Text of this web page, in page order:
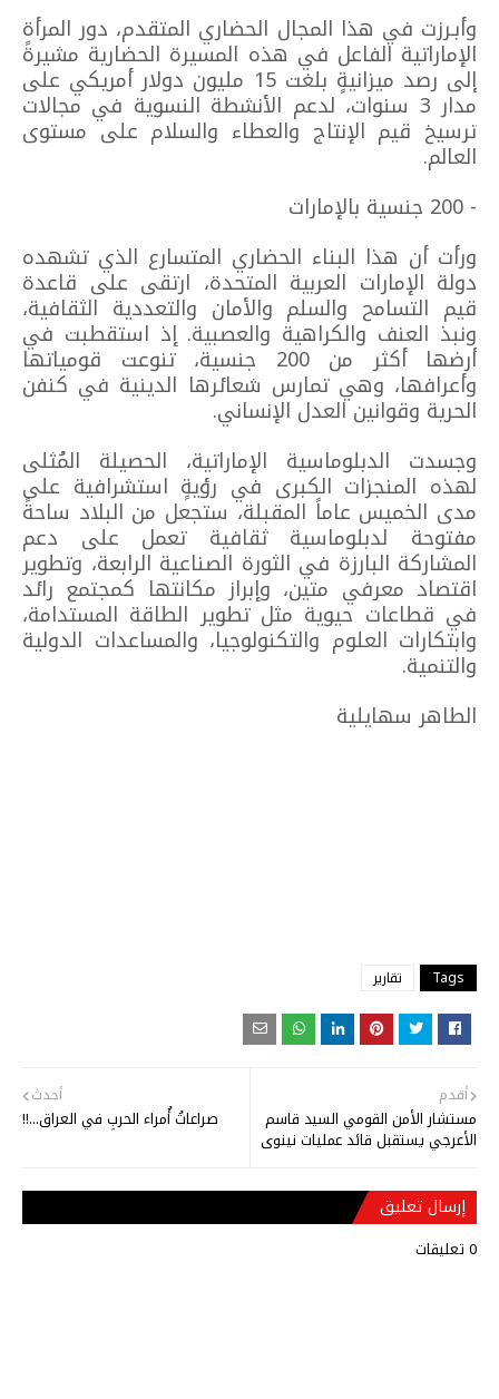
وأبـرزت في هذا المجال الحضاري المتقدم، دور المرأة
الإماراتية الفاعل في هذه المسيرة الحضارية مشيرةً
إلى رصد ميزانيةٍ بلغت 15 مليون دولار أمريكي على
مدار 3 سنوات، لدعم الأنشطة النسوية في مجالات
ترسيخ قيم الإنتاج والعطاء والسلام على مستوى
العالم.
- 200 جنسية بالإمارات
ورأت أن هذا البناء الحضاري المتسارع الذي تشهده
دولة الإمارات العربية المتحدة، ارتقى على قاعدة
قيم التسامح والسلم والأمان والتعددية الثقافية،
ونبذ العنف والكراهية والعصبية. إذ استقطبت في
أرضها أكثر من 200 جنسية، تنوعت قومياتها
وأعرافها، وهي تمارس شعائرها الدينية في كنفن
الحرية وقوانين العدل الإنساني.
وجسدت الدبلوماسية الإماراتية، الحصيلة المُثلى
لهذه المنجزات الكبرى في رؤيةٍ استشرافية على
مدى الخميس عاماً المقبلة، ستجعل من البلاد ساحةً
مفتوحة لدبلوماسية ثقافية تعمل على دعم
المشاركة البارزة في الثورة الصناعية الرابعة، وتطوير
اقتصاد معرفي متين، وإبراز مكانتها كمجتمع رائد
في قطاعات حيوية مثل تطوير الطاقة المستدامة،
وابتكارات العلوم والتكنولوجيا، والمساعدات الدولية
والتنمية.
الطاهر سهايلية
Tags تقارير
أحدث
صراعاتُ أُمراء الحربِ في العراق...!!
أقدم
مستشار الأمن القومي السيد قاسم
الأعرجي يستقبل قائد عمليات نينوى
إرسال تعليق
0 تعليقات